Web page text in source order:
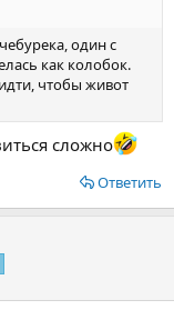
один с
как колобок.
чтобы живот
сложно
Ответить